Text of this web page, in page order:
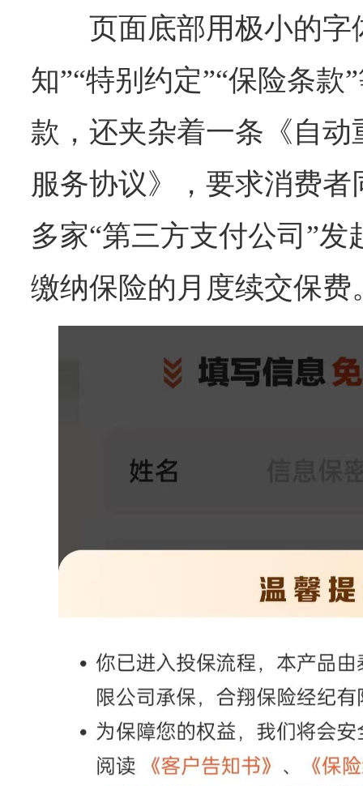
页面底部用极小的字
知”“特别约定”“保险条款
款，还夹杂着一条《自
服务协议》，要求消费
多家“第三方支付公司”
缴纳保险的月度续交保费